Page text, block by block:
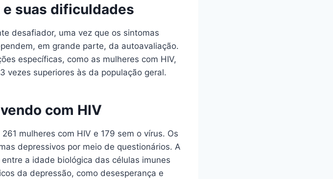
suas dificuldades
desafiador, uma vez que os sintomas
em grande parte, da autoavaliação.
específicas, como as mulheres com HIV,
vezes superiores às da população geral.
com HIV
mulheres com HIV e 179 sem o vírus. Os
depressivos por meio de questionários. A
a idade biológica das células imunes
da depressão, como desesperança e